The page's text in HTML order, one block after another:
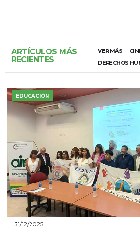
ARTÍCULOS MÁS
RECIENTES
VER MÁS
DERECHOS
EDUCACIÓN
31/12/2025